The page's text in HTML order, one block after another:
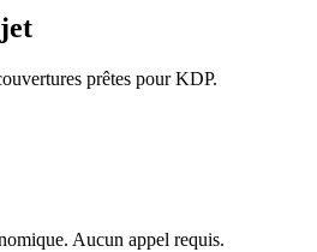
prêtes pour KDP.
Aucun appel requis.